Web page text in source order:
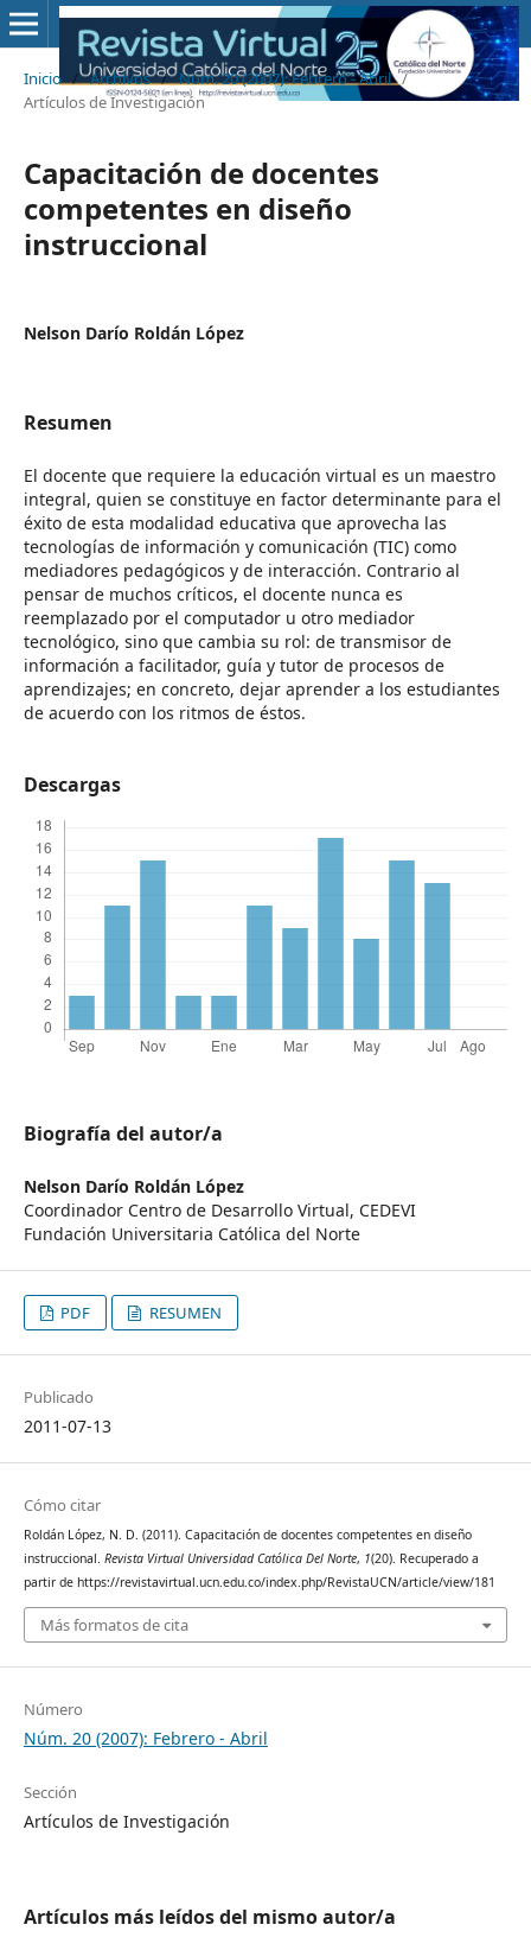
Inicio / Archivos / Núm. 20 (2007): Febrero - Abril /
Artículos de Investigación
Capacitación de docentes
competentes en diseño
instruccional
Nelson Darío Roldán López
Resumen
El docente que requiere la educación virtual es un maestro
integral, quien se constituye en factor determinante para el
éxito de esta modalidad educativa que aprovecha las
tecnologías de información y comunicación (TIC) como
mediadores pedagógicos y de interacción. Contrario al
pensar de muchos críticos, el docente nunca es
reemplazado por el computador u otro mediador
tecnológico, sino que cambia su rol: de transmisor de
información a facilitador, guía y tutor de procesos de
aprendizajes; en concreto, dejar aprender a los estudiantes
de acuerdo con los ritmos de éstos.
Descargas
Biografía del autor/a
Nelson Darío Roldán López
Coordinador Centro de Desarrollo Virtual, CEDEVI
Fundación Universitaria Católica del Norte
PDF RESUMEN
Publicado
2011-07-13
Cómo citar
Roldán López, N. D. (2011). Capacitación de docentes competentes en diseño
instruccional. Revista Virtual Universidad Católica Del Norte, 1(20). Recuperado a
partir de https://revistavirtual.ucn.edu.co/index.php/RevistaUCN/article/view/181
Más formatos de cita
Número
Núm. 20 (2007): Febrero - Abril
Sección
Artículos de Investigación
Artículos más leídos del mismo autor/a